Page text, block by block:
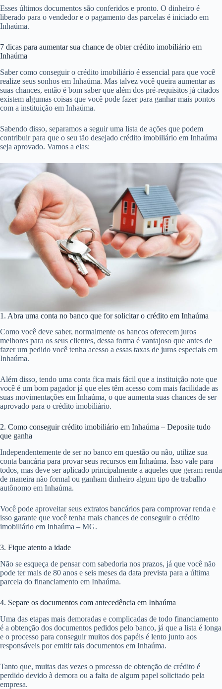
Esses últimos documentos são conferidos e pronto. O dinheiro é
liberado para o vendedor e o pagamento das parcelas é iniciado em
Inhaúma.
7 dicas para aumentar sua chance de obter crédito imobiliário em
Inhaúma
Saber como conseguir o crédito imobiliário é essencial para que você
realize seus sonhos em Inhaúma. Mas talvez você queira aumentar as
suas chances, então é bom saber que além dos pré-requisitos já citados
existem algumas coisas que você pode fazer para ganhar mais pontos
com a instituição em Inhaúma.
Sabendo disso, separamos a seguir uma lista de ações que podem
contribuir para que o seu tão desejado crédito imobiliário em Inhaúma
seja aprovado. Vamos a elas:
1. Abra uma conta no banco que for solicitar o crédito em Inhaúma
Como você deve saber, normalmente os bancos oferecem juros
melhores para os seus clientes, dessa forma é vantajoso que antes de
fazer um pedido você tenha acesso a essas taxas de juros especiais em
Inhaúma.
Além disso, tendo uma conta fica mais fácil que a instituição note que
você é um bom pagador já que eles têm acesso com mais facilidade as
suas movimentações em Inhaúma, o que aumenta suas chances de ser
aprovado para o crédito imobiliário.
2. Como conseguir crédito imobiliário em Inhaúma – Deposite tudo
que ganha
Independentemente de ser no banco em questão ou não, utilize sua
conta bancária para provar seus recursos em Inhaúma. Isso vale para
todos, mas deve ser aplicado principalmente a aqueles que geram renda
de maneira não formal ou ganham dinheiro algum tipo de trabalho
autônomo em Inhaúma.
Você pode aproveitar seus extratos bancários para comprovar renda e
isso garante que você tenha mais chances de conseguir o crédito
imobiliário em Inhaúma – MG.
3. Fique atento a idade
Não se esqueça de pensar com sabedoria nos prazos, já que você não
pode ter mais de 80 anos e seis meses da data prevista para a última
parcela do financiamento em Inhaúma.
4. Separe os documentos com antecedência em Inhaúma
Uma das etapas mais demoradas e complicadas de todo financiamento
é a obtenção dos documentos pedidos pelo banco, já que a lista é longa
e o processo para conseguir muitos dos papéis é lento junto aos
responsáveis por emitir tais documentos em Inhaúma.
Tanto que, muitas das vezes o processo de obtenção de crédito é
perdido devido à demora ou a falta de algum papel solicitado pela
empresa.